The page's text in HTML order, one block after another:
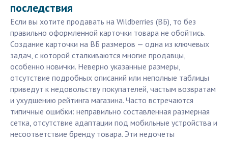
последствия
Если вы хотите продавать на Wildberries (ВБ), то без
правильно оформленной карточки товара не обойтись.
Создание карточки на ВБ размеров — одна из ключевых
задач, с которой сталкиваются многие продавцы,
особенно новички. Неверно указанные размеры,
отсутствие подробных описаний или неполные таблицы
приведут к недовольству покупателей, частым возвратам
и ухудшению рейтинга магазина. Часто встречаются
типичные ошибки: неправильно составленная размерная
сетка, отсутствие адаптации под мобильные устройства и
несоответствие бренду товара. Эти недочеты